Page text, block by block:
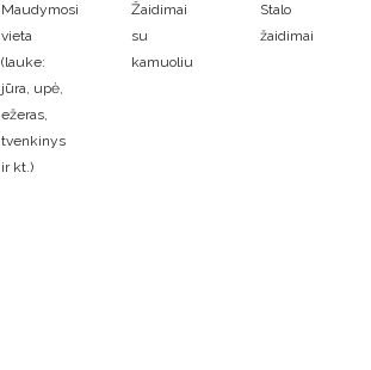
Maudymosi
vieta
(lauke:
jūra, upė,
ežeras,
tvenkinys
ir kt.)
Žaidimai
su
kamuoliu
Stalo
žaidimai